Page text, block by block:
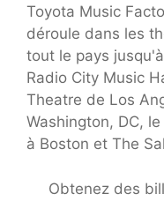
Toyota Music
déroule dans les
tout le pays
Radio City Music
Theatre de Los
Washington, DC,
à Boston et The
Obtenez des